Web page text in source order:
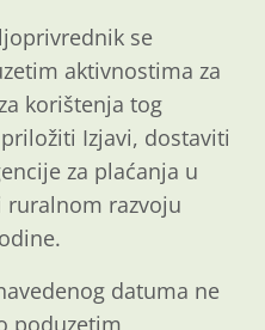
se
aktivnostima za
korištenja tog
Izjavi, dostaviti
za plaćanja u
razvoju
datuma ne
poduzetim